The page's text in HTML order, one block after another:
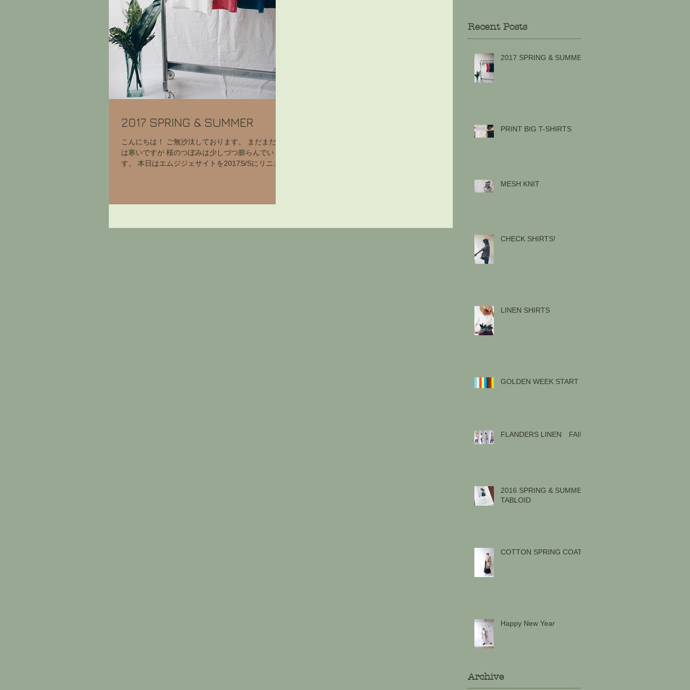
2017 SPRING & SUMMER
こんにちは！ ご無沙汰しております。 まだまだ外
は寒いですが 桜のつぼみは少しづつ膨らんでいま
す。 本日はエムジジェサイトを2017S/Sにリニュー
Recent Posts
Archive
2017 SPRING & SUMMER
PRINT BIG T-SHIRTS
MESH KNIT
CHECK SHIRTS!
LINEN SHIRTS
GOLDEN WEEK START !
FLANDERS LINEN FAIR
2016 SPRING & SUMMER
TABLOID
COTTON SPRING COAT
Happy New Year